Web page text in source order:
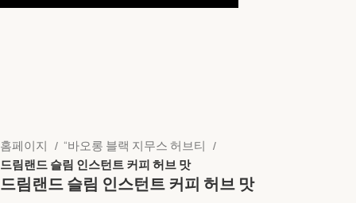
홈페이지
“바오롱 블랙 지무스 허브티
드림랜드 슬림 인스턴트 커피 허브 맛
드림랜드 슬림 인스턴트 커피 허브 맛